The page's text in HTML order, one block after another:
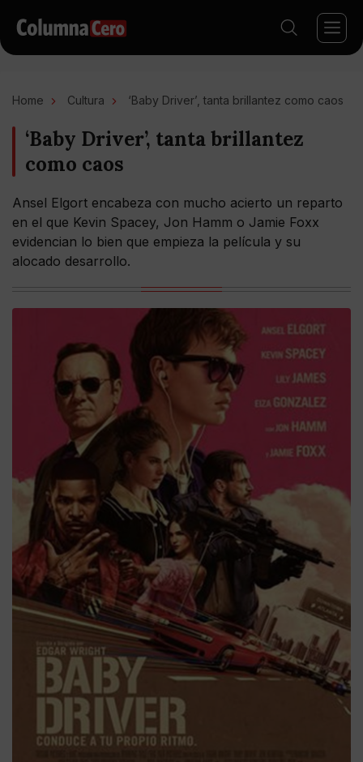
Home Cultura ‘Baby Driver’, tanta brillantez como caos
‘Baby Driver’, tanta brillantez
como caos
Ansel Elgort encabeza con mucho acierto un reparto
en el que Kevin Spacey, Jon Hamm o Jamie Foxx
evidencian lo bien que empieza la película y su
alocado desarrollo.